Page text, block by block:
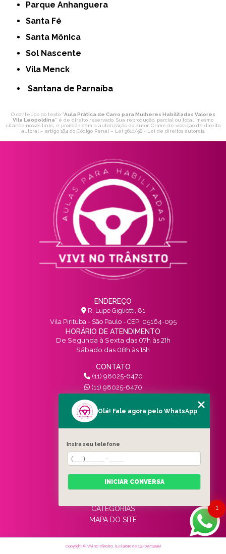
Parque Anhanguera
Santa Fé
Santa Mônica
Sol Nascente
Vila Menck
Santana de Parnaíba
O conteúdo do texto "Aula Prática de Carro para Mulheres Habilitadas Valores
Vila Leopoldina" é de direito reservado. Sua reprodução, parcial ou total, mesmo
citando nossos links, é proibida sem a autorização do autor. Crime de violação de direito
autoral – artigo 184 do Código Penal – Lei 9610/98 - Lei de direitos autorais.
ENDEREÇO
R. Lupe Gigliotti, 81
Vila Pirituba - São Paulo - CEP: 05164-095
HORÁRIO DE ATENDIMENTO
De Segunda à Sexta das 07h às 21h
Sábado das 08h às 15h
CONTATO
(11) 98025-6470
(11) 98025-6470
contato@vivinotransito.com.br
SIGA-NOS!
MENU
HOME
QUEM SOMOS
SERVIÇOS
BLOG
CATEGORIAS
MAPA DO SITE
Copyright © Vivi no trânsito. (Lei 9610 de 19/02/1998)
1
Olá! Fale agora pelo WhatsApp
Insira seu telefone
INICIAR CONVERSA